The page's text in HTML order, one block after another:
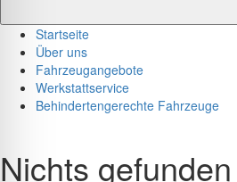
Startseite
Über uns
Fahrzeugangebote
Werkstattservice
Behindertengerechte Fahrzeuge
Nichts gefunden